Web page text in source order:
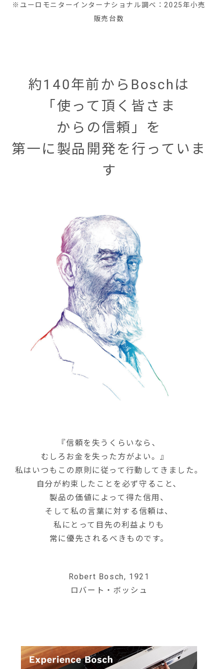
※ユーロモニターインターナショナル調べ：2025年小売
販売台数
約140年前からBoschは
「使って頂く皆さま
からの信頼」を
第一に製品開発を行っていま
す
『信頼を失うくらいなら、
むしろお金を失った方がよい。』
私はいつもこの原則に従って行動してきました。
自分が約束したことを必ず守ること、
製品の価値によって得た信用、
そして私の言葉に対する信頼は、
私にとって目先の利益よりも
常に優先されるべきものです。
Robert Bosch, 1921
ロバート・ボッシュ